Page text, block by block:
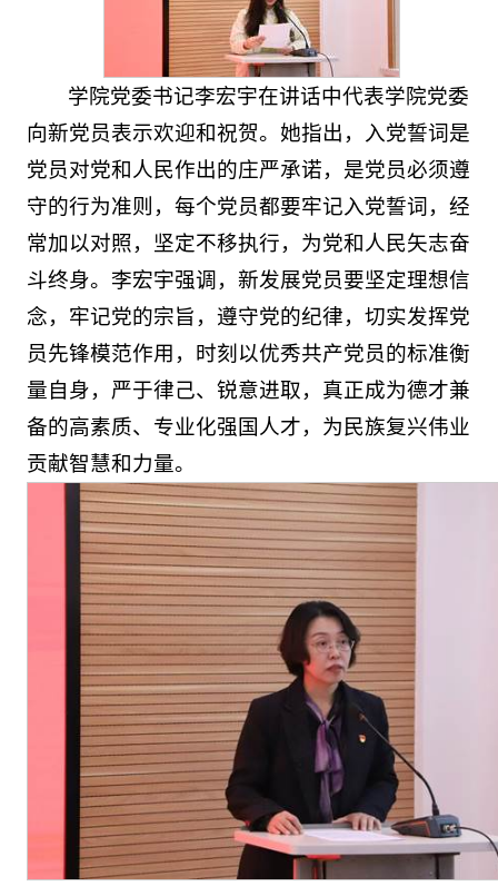
学院党委书记李宏宇在讲话中代表学院党委
向新党员表示欢迎和祝贺。她指出，入党誓词是
党员对党和人民作出的庄严承诺，是党员必须遵
守的行为准则，每个党员都要牢记入党誓词，经
常加以对照，坚定不移执行，为党和人民矢志奋
斗终身。李宏宇强调，新发展党员要坚定理想信
念，牢记党的宗旨，遵守党的纪律，切实发挥党
员先锋模范作用，时刻以优秀共产党员的标准衡
量自身，严于律己、锐意进取，真正成为德才兼
备的高素质、专业化强国人才，为民族复兴伟业
贡献智慧和力量。